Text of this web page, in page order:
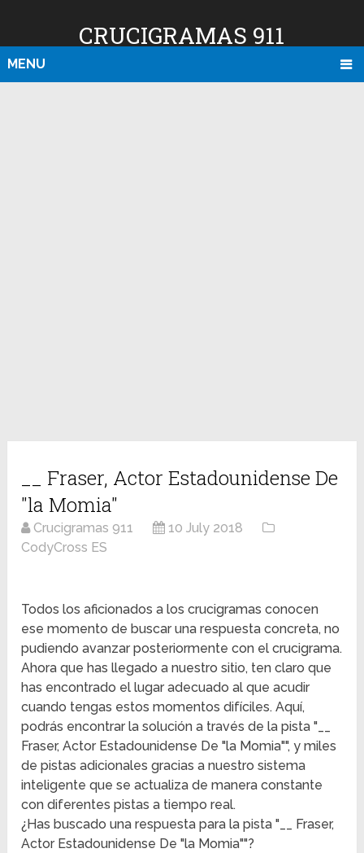
CRUCIGRAMAS 911
MENU
__ Fraser, Actor Estadounidense De
"la Momia"
Crucigramas 911
10 July 2018
CodyCross ES
Todos los aficionados a los crucigramas conocen
ese momento de buscar una respuesta concreta, no
pudiendo avanzar posteriormente con el crucigrama.
Ahora que has llegado a nuestro sitio, ten claro que
has encontrado el lugar adecuado al que acudir
cuando tengas estos momentos difíciles. Aquí,
podrás encontrar la solución a través de la pista "__
Fraser, Actor Estadounidense De "la Momia"", y miles
de pistas adicionales gracias a nuestro sistema
inteligente que se actualiza de manera constante
con diferentes pistas a tiempo real.
¿Has buscado una respuesta para la pista "__ Fraser,
Actor Estadounidense De "la Momia""?